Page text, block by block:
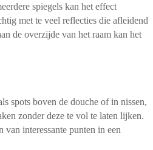
spiegels kan het effect
met te veel reflecties die afleidend
de overzijde van het raam kan het
spots boven de douche of in nissen,
zonder deze te vol te laten lijken.
van interessante punten in een